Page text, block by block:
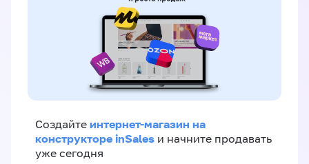
Создайте интернет-магазин на
конструкторе inSales и начните продавать
уже сегодня